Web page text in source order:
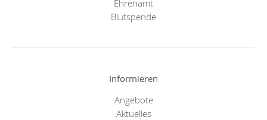
Ehrenamt
Blutspende
Informieren
Angebote
Aktuelles